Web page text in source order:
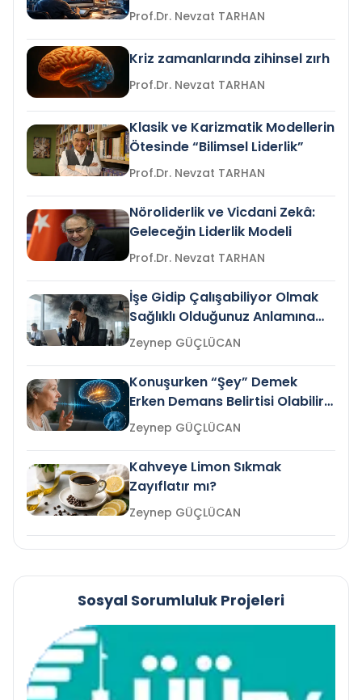
Prof.Dr. Nevzat TARHAN
Kriz zamanlarında zihinsel zırh
Prof.Dr. Nevzat TARHAN
Klasik ve Karizmatik Modellerin
Ötesinde “Bilimsel Liderlik”
Prof.Dr. Nevzat TARHAN
Nöroliderlik ve Vicdani Zekâ:
Geleceğin Liderlik Modeli
Prof.Dr. Nevzat TARHAN
İşe Gidip Çalışabiliyor Olmak
Sağlıklı Olduğunuz Anlamına
Gelir mi?Zeynep GÜÇLÜCAN
Konuşurken “Şey” Demek
Erken Demans Belirtisi Olabilir
mi?
Zeynep GÜÇLÜCAN
Kahveye Limon Sıkmak
Zayıflatır mı?
Zeynep GÜÇLÜCAN
Sosyal Sorumluluk Projeleri